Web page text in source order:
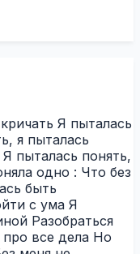
Я пыталась
я пыталась
пыталась понять,
одно : Что без
быть
с ума Я
Разобраться
все дела Но